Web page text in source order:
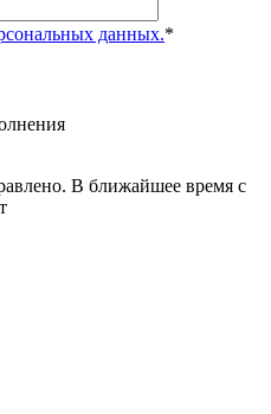
данных.*
В ближайшее время с